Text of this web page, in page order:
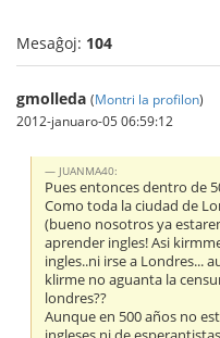
Mesaĝoj: 104
gmolleda (Montri la profilon)
2012-januaro-05 06:59:12
JUANMA40:
Pues entonces dentro de
Como toda la ciudad de
(bueno nosotros ya
aprender ingles! Asi
ingles..ni irse a Londres...
klirme no aguanta la
londres??
Aunque en 500 años no